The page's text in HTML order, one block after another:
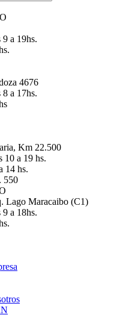
9 a 19hs.
4676
8 a 17hs.
Km 22.500
10 a 19 hs.
14 hs.
550
Lago Maracaibo (C1)
9 a 18hs.